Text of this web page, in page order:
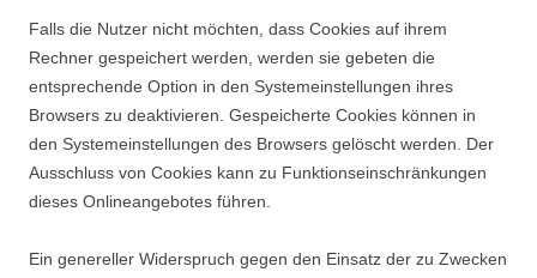
Falls die Nutzer nicht möchten, dass Cookies auf ihrem
Rechner gespeichert werden, werden sie gebeten die
entsprechende Option in den Systemeinstellungen ihres
Browsers zu deaktivieren. Gespeicherte Cookies können in
den Systemeinstellungen des Browsers gelöscht werden. Der
Ausschluss von Cookies kann zu Funktionseinschränkungen
dieses Onlineangebotes führen.
Ein genereller Widerspruch gegen den Einsatz der zu Zwecken